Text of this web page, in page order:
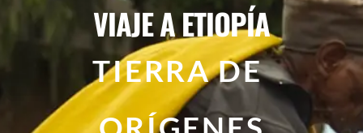
VIAJE A ETIOPÍA
TIERRA DE